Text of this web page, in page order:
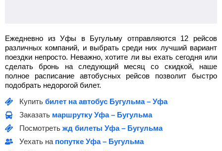
Ежедневно из Уфы в Бугульму отправляются 12 рейсов
различных компаний, и выбрать среди них лучший вариант
поездки непросто. Неважно, хотите ли вы ехать сегодня или
сделать бронь на следующий месяц со скидкой, наше
полное расписание автобусных рейсов позволит быстро
подобрать недорогой билет.
Купить билет на автобус Бугульма – Уфа
Заказать маршрутку Уфа – Бугульма
Посмотреть жд билеты Уфа – Бугульма
Уехать на попутке Уфа – Бугульма